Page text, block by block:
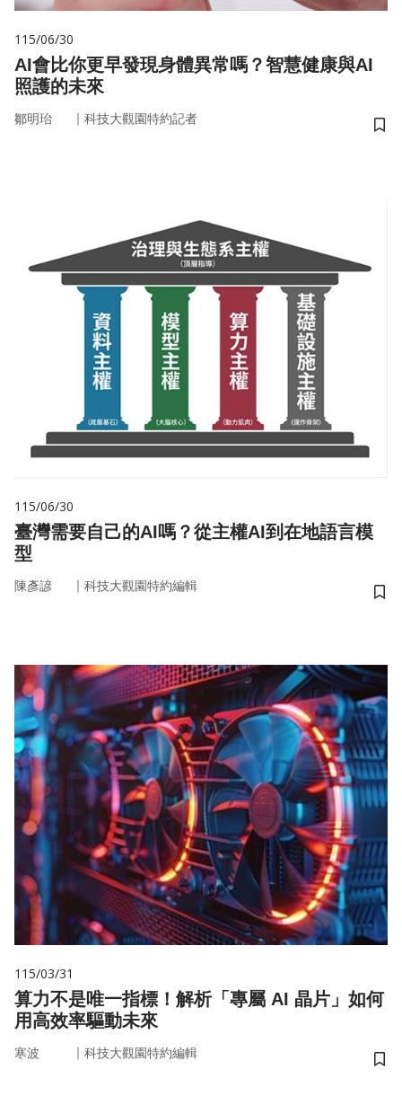
115/06/30
AI會比你更早發現身體異常嗎？智慧健康與AI
照護的未來
鄒明珆 ｜ 科技大觀園特約記者
儲
115/06/30
臺灣需要自己的AI嗎？從主權AI到在地語言模
型
陳彥諺 ｜ 科技大觀園特約編輯
儲
115/03/31
算力不是唯一指標！解析「專屬 AI 晶片」如何
用高效率驅動未來
寒波 ｜ 科技大觀園特約編輯
儲